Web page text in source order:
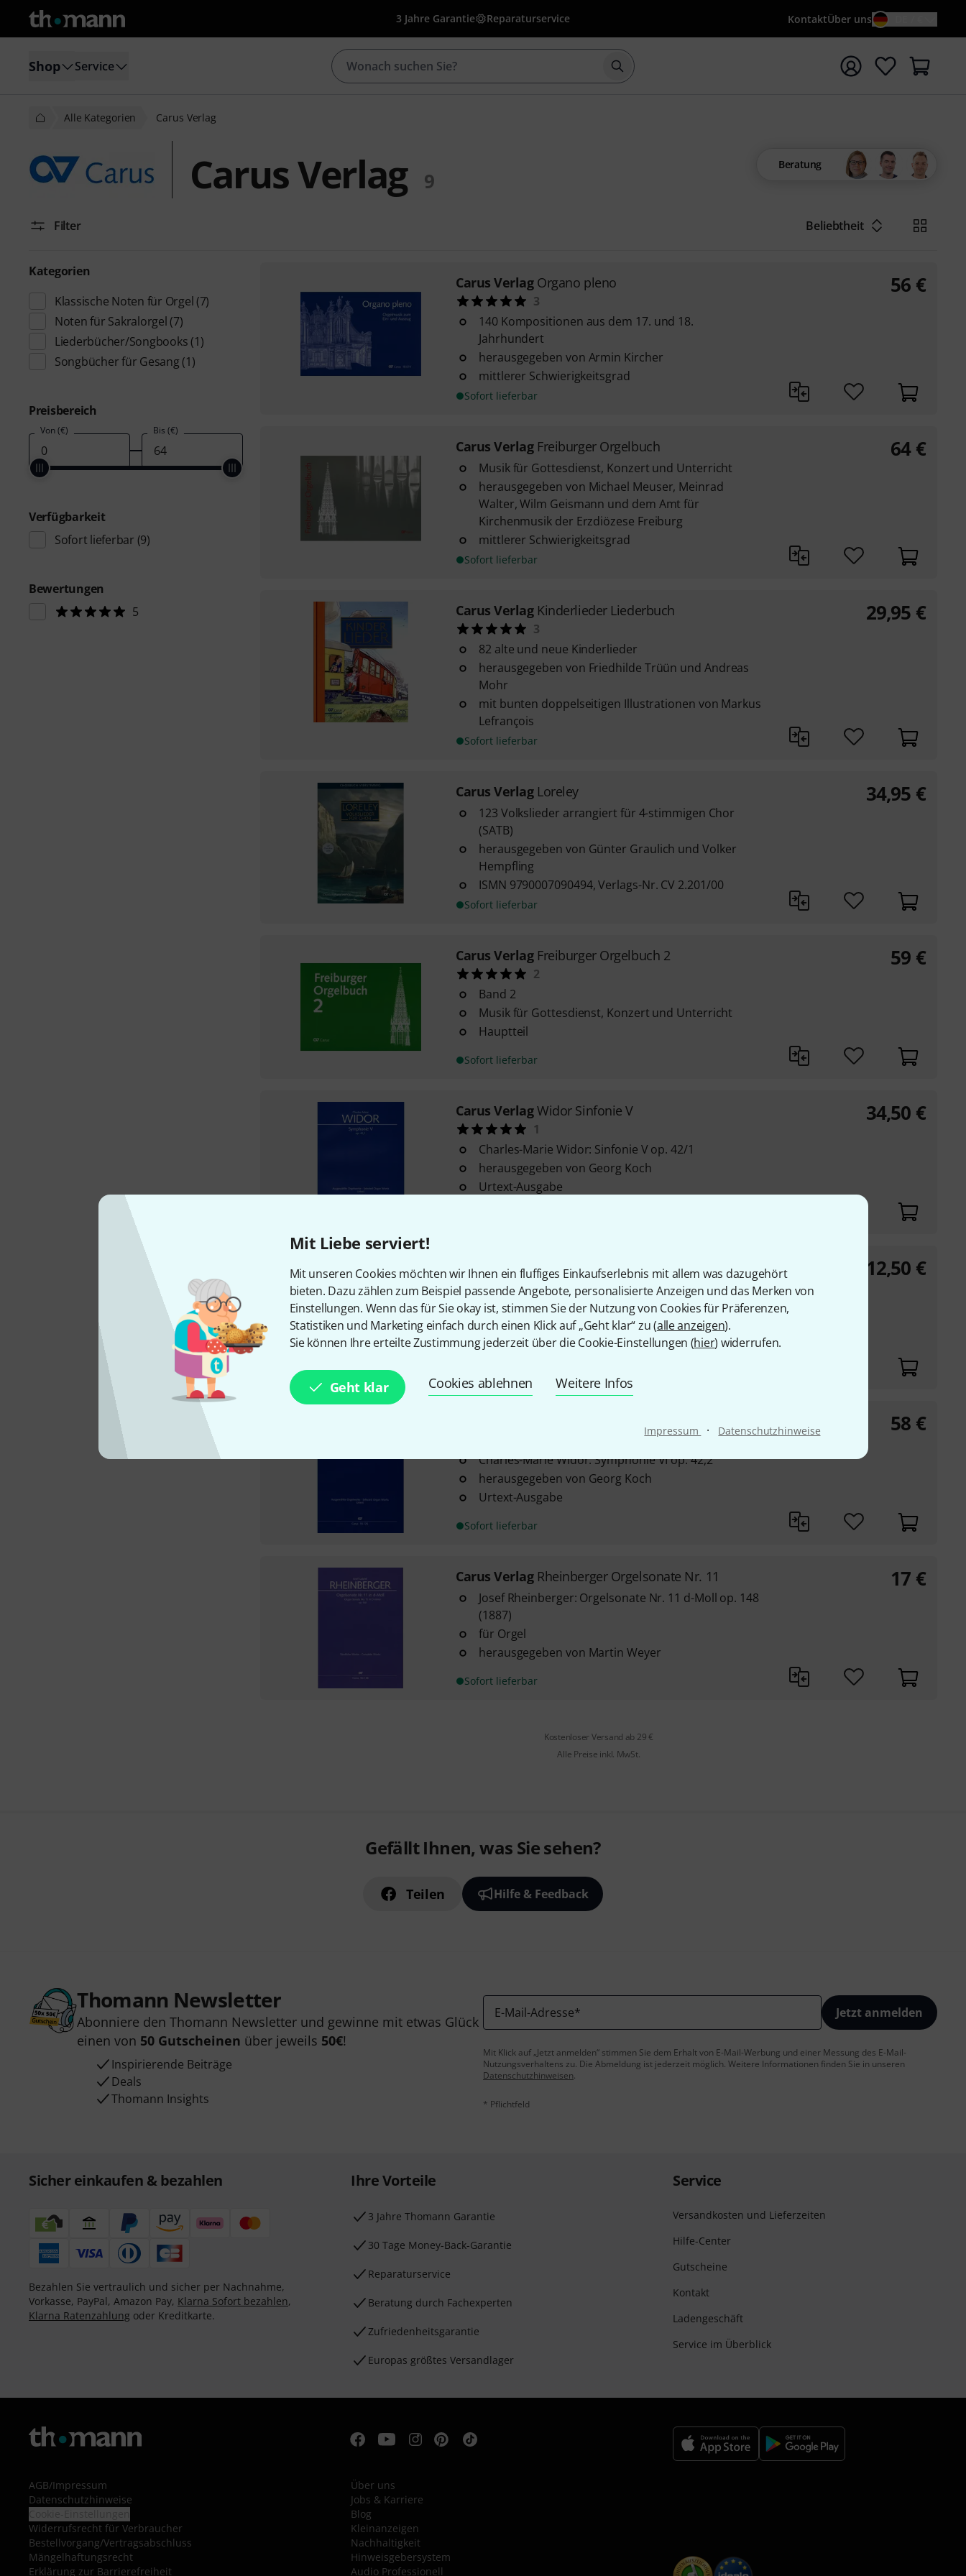
Mit Liebe serviert!
Mit unseren Cookies möchten wir Ihnen ein fluffiges Einkaufserlebnis mit allem was dazugehört
bieten. Dazu zählen zum Beispiel passende Angebote, personalisierte Anzeigen und das Merken von
Einstellungen. Wenn das für Sie okay ist, stimmen Sie der Nutzung von Cookies für Präferenzen,
Statistiken und Marketing einfach durch einen Klick auf „Geht klar“ zu (alle anzeigen).
Sie können Ihre erteilte Zustimmung jederzeit über die Cookie-Einstellungen (hier) widerrufen.
Geht klar Cookies ablehnen Weitere Infos
Impressum · Datenschutzhinweise
3 Jahre Garantie Reparaturservice KontaktÜber uns
Shop Service Suche mit Suchwort {searchTerm} starten
Alle Kategorien Carus Verlag
Carus Verlag 9
Beratung
Filter Beliebtheit
Kategorien
Klassische Noten für Orgel (7)
Noten für Sakralorgel (7)
Liederbücher/Songbooks (1)
Songbücher für Gesang (1)
Preisbereich
Von (€) Bis (€)
Verfügbarkeit
Sofort lieferbar (9)
Bewertungen
5
Carus Verlag Organo pleno
3
140 Kompositionen aus dem 17. und 18.
Jahrhundert
herausgegeben von Armin Kircher
mittlerer Schwierigkeitsgrad
Sofort lieferbar
56 €
Carus Verlag Freiburger Orgelbuch
Musik für Gottesdienst, Konzert und Unterricht
herausgegeben von Michael Meuser, Meinrad
Walter, Wilm Geismann und dem Amt für
Kirchenmusik der Erzdiözese Freiburg
mittlerer Schwierigkeitsgrad
Sofort lieferbar
64 €
Carus Verlag Kinderlieder Liederbuch
3
82 alte und neue Kinderlieder
herausgegeben von Friedhilde Trüün und Andreas
Mohr
mit bunten doppelseitigen Illustrationen von Markus
Lefrançois
Sofort lieferbar
29,95 €
Carus Verlag Loreley
123 Volkslieder arrangiert für 4-stimmigen Chor
(SATB)
herausgegeben von Günter Graulich und Volker
Hempfling
ISMN 9790007090494, Verlags-Nr. CV 2.201/00
Sofort lieferbar
34,95 €
Carus Verlag Freiburger Orgelbuch 2
2
Band 2
Musik für Gottesdienst, Konzert und Unterricht
Hauptteil
Sofort lieferbar
59 €
Carus VerlagWidor Sinfonie V
1
Charles-Marie Widor: Sinfonie V op. 42/1
herausgegeben von Georg Koch
Urtext-Ausgabe
34,50 €
Carus VerlagRheinberger Orgelsonate Nr. 1
Josef Gabriel Rheinberger: Orgelsonate Nr. 1 c-Moll
op. 27
herausgegeben von Martin Weyer
ISMN 9790007067922, Verlags-Nr. CV 50.027/00
12,50 €
Charles-Marie Widor: Symphonie VI op. 42,2
herausgegeben von Georg Koch
Urtext-Ausgabe
Sofort lieferbar
58 €
Carus Verlag Rheinberger Orgelsonate Nr. 11
Josef Rheinberger: Orgelsonate Nr. 11 d-Moll op. 148
(1887)
für Orgel
herausgegeben von Martin Weyer
Sofort lieferbar
17 €
Kostenloser Versand ab 29 €
Alle Preise inkl. MwSt.
Gefällt Ihnen, was Sie sehen?
Teilen Hilfe & Feedback
Thomann Newsletter
Abonniere den Thomann Newsletter und gewinne mit etwas Glück
einen von 50 Gutscheinen über jeweils 50€!
Inspirierende Beiträge
Deals
Thomann Insights
E-Mail-Adresse* Jetzt anmelden
Mit Klick auf „Jetzt anmelden“ stimmen Sie dem Erhalt von E-Mail-Werbung und einer Messung des E-Mail-
Nutzungsverhaltens zu. Die Abmeldung ist jederzeit möglich. Weitere Informationen finden Sie in unseren
Datenschutzhinweisen.
* Pflichtfeld
Sicher einkaufen & bezahlen
Bezahlen Sie vertraulich und sicher per Nachnahme,
Vorkasse, PayPal, Amazon Pay, Klarna Sofort bezahlen,
Klarna Ratenzahlung oder Kreditkarte.
Ihre Vorteile
3 Jahre Thomann Garantie
30 Tage Money-Back-Garantie
Reparaturservice
Beratung durch Fachexperten
Zufriedenheitsgarantie
Europas größtes Versandlager
Service
Versandkosten und Lieferzeiten
Hilfe-Center
Gutscheine
Kontakt
Ladengeschäft
Service im Überblick
AGB/Impressum
Datenschutzhinweise
Widerrufsrecht für Verbraucher
Bestellvorgang/Vertragsabschluss
Mängelhaftungsrecht
Erklärung zur Barrierefreiheit
Über uns
Jobs & Karriere
Blog
Kleinanzeigen
Nachhaltigkeit
Hinweisgebersystem
Audio Professionell